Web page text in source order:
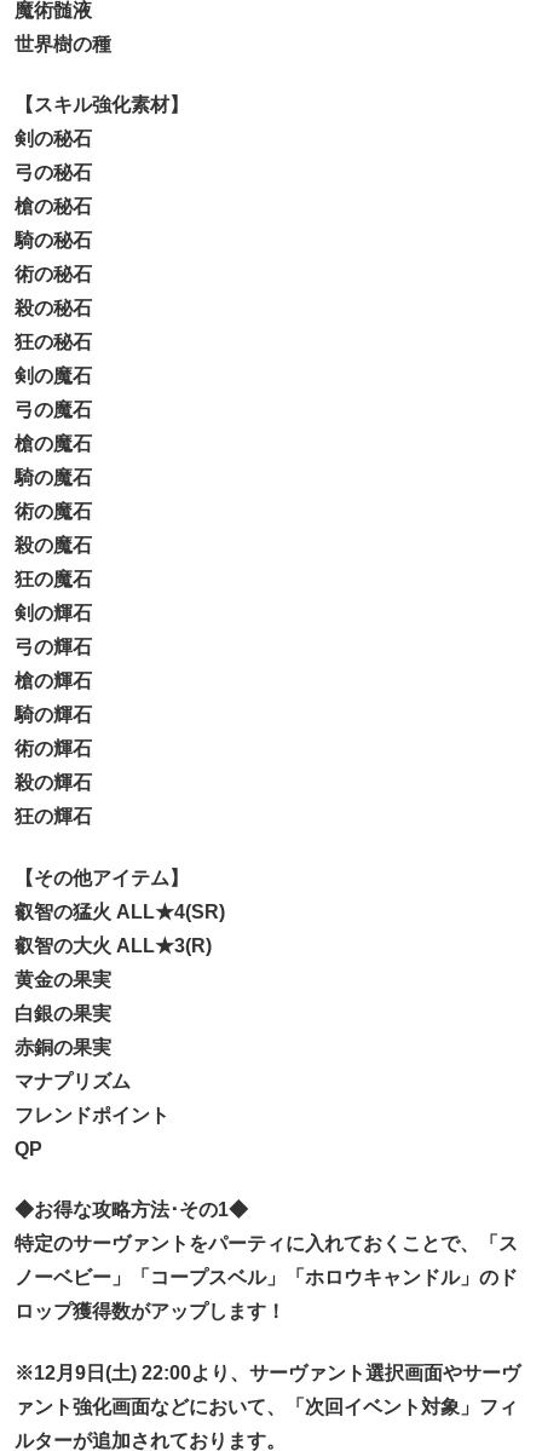
魔術髄液
世界樹の種
【スキル強化素材】
剣の秘石
弓の秘石
槍の秘石
騎の秘石
術の秘石
殺の秘石
狂の秘石
剣の魔石
弓の魔石
槍の魔石
騎の魔石
術の魔石
殺の魔石
狂の魔石
剣の輝石
弓の輝石
槍の輝石
騎の輝石
術の輝石
殺の輝石
狂の輝石
【その他アイテム】
叡智の猛火 ALL★4(SR)
叡智の大火 ALL★3(R)
黄金の果実
白銀の果実
赤銅の果実
マナプリズム
フレンドポイント
QP
◆お得な攻略方法･その1◆
特定のサーヴァントをパーティに入れておくことで、「ス
ノーベビー」「コープスベル」「ホロウキャンドル」のド
ロップ獲得数がアップします！
※12月9日(土) 22:00より、サーヴァント選択画面やサーヴ
ァント強化画面などにおいて、「次回イベント対象」フィ
ルターが追加されております。